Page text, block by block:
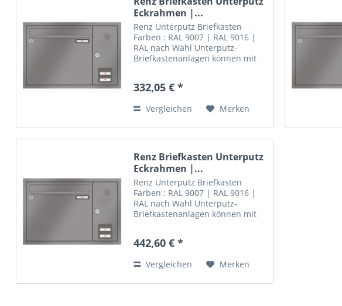
Eckrahmen |...
Renz Unterputz Briefkasten
Farben : RAL 9007 | RAL 9016 |
RAL nach Wahl Unterputz-
Briefkastenanlagen können mit
werden. Der Rahmen ist auf
mm oder gegen...
332,05 € *
Vergleichen Merken
Renz Briefkasten Unterputz
Eckrahmen |...
Renz Unterputz Briefkasten
Farben : RAL 9007 | RAL 9016 |
RAL nach Wahl Unterputz-
Briefkastenanlagen können mit
werden. Der Rahmen ist auf
mm oder gegen...
442,60 € *
Vergleichen Merken